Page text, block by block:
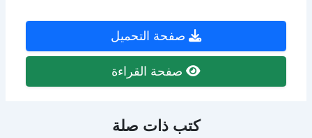
صفحة التحميل
صفحة القراءة
كتب ذات صلة